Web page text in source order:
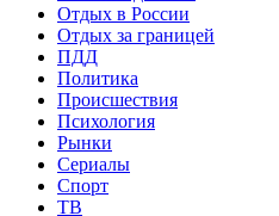
Отдых в России
Отдых за границей
ПДД
Политика
Происшествия
Психология
Рынки
Сериалы
Спорт
ТВ